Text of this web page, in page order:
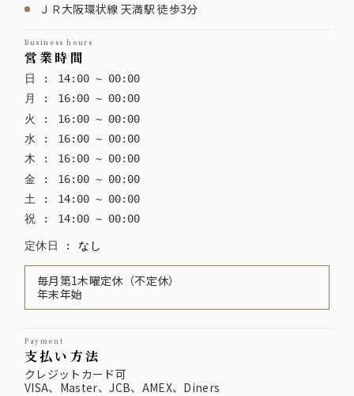
ＪＲ大阪環状線 天満駅 徒歩3分
business hours
営業時間
日 : 14: 00 ~ 00: 00
月
: 16: 00 ~ 00: 00
火
: 16: 00 ~ 00: 00
水 : 16: 00 ~ 00: 00
木 : 16: 00 ~ 00: 00
金 : 16: 00 ~ 00: 00
土 : 14: 00 ~ 00: 00
祝 : 14: 00 ~ 00: 00
定休日 : なし
毎月第1木曜定休（不定休）
年末年始
payment
支払い方法
クレジットカード可
VISA、Master、JCB、AMEX、Diners